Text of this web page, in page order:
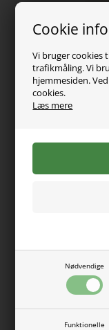
Cookie
Vi bruger cookies
trafikmåling. Vi
hjemmesiden.
cookies.
Læs mere
Nødvendige
Funktionelle
89,00DKK
Vælg Størrelse
Varen er
Super lækre rib
modal stof.
57% økologisk
Vaskes ved 40 grader.
Se mere fraName It